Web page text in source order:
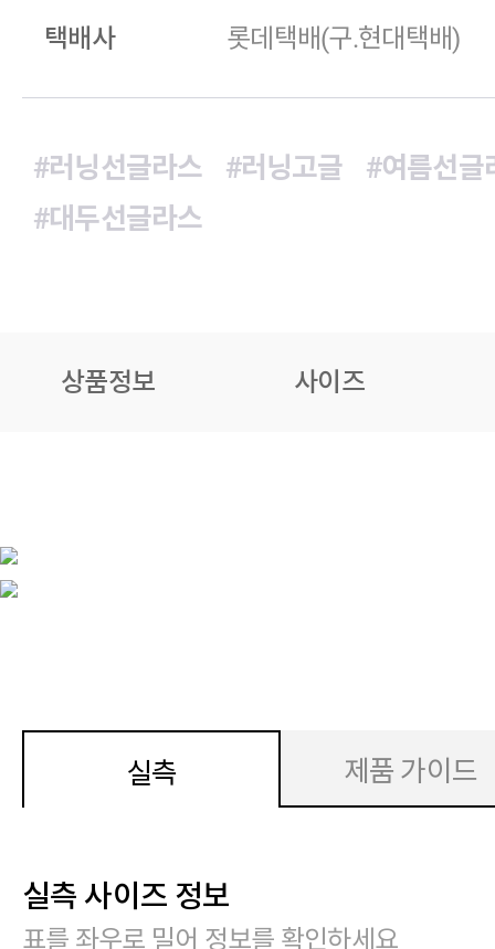
택배사
롯데택배(구.현대택배)
#러닝선글라스 #러닝고글
#여름선글
#대두선글라스
상품정보 사이즈
실측 제품 가이드
실측 사이즈 정보
표를 좌우로 밀어 정보를 확인하세요